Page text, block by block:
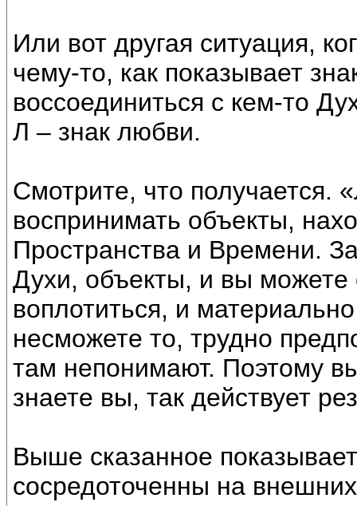
Или вот другая ситуация,
чему-то, как показывает
воссоединиться с кем-то
Л – знак любви.
Смотрите, что получается.
воспринимать объекты,
Пространства и Времени.
Духи, объекты, и вы
воплотиться, и
несможете то, трудно
там непонимают. Поэтому
знаете вы, так действует
Выше сказанное
сосредоточенны на